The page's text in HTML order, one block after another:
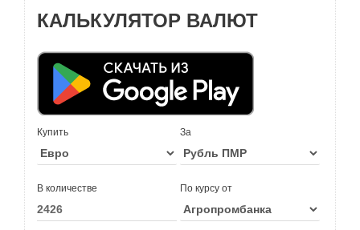
КАЛЬКУЛЯТОР ВАЛЮТ
Купить За
В количестве По курсу от